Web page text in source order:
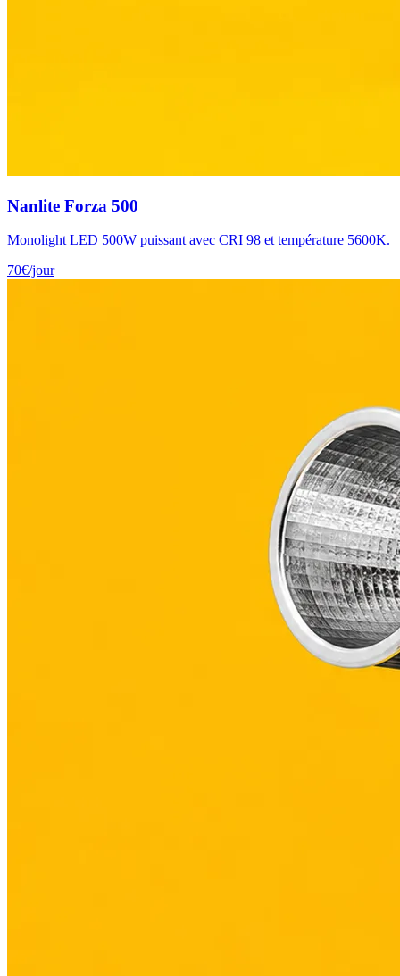
Nanlite Forza 500
Monolight LED 500W puissant avec CRI 98 et température 5600K.
70€/jour